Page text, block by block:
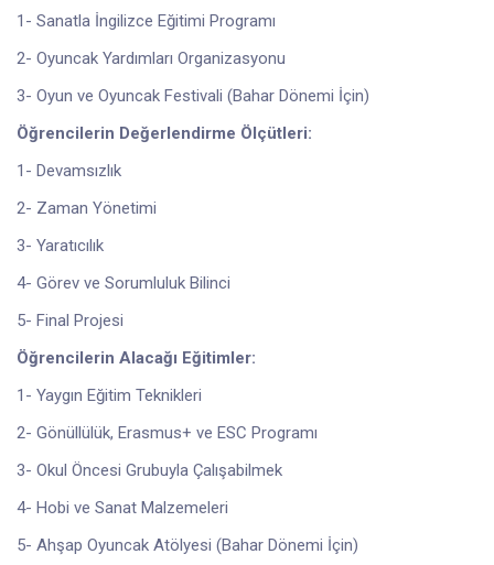
1- Sanatla İngilizce Eğitimi Programı
2- Oyuncak Yardımları Organizasyonu
3- Oyun ve Oyuncak Festivali (Bahar Dönemi İçin)
Öğrencilerin Değerlendirme Ölçütleri:
1- Devamsızlık
2- Zaman Yönetimi
3- Yaratıcılık
4- Görev ve Sorumluluk Bilinci
5- Final Projesi
Öğrencilerin Alacağı Eğitimler:
1- Yaygın Eğitim Teknikleri
2- Gönüllülük, Erasmus+ ve ESC Programı
3- Okul Öncesi Grubuyla Çalışabilmek
4- Hobi ve Sanat Malzemeleri
5- Ahşap Oyuncak Atölyesi (Bahar Dönemi İçin)